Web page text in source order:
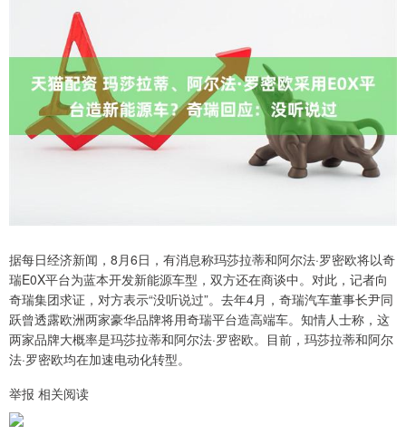
据每日经济新闻，8月6日，有消息称玛莎拉蒂和阿尔法·罗密欧将以奇
瑞E0X平台为蓝本开发新能源车型，双方还在商谈中。对此，记者向
奇瑞集团求证，对方表示“没听说过”。去年4月，奇瑞汽车董事长尹同
跃曾透露欧洲两家豪华品牌将用奇瑞平台造高端车。知情人士称，这
两家品牌大概率是玛莎拉蒂和阿尔法·罗密欧。目前，玛莎拉蒂和阿尔
法·罗密欧均在加速电动化转型。
举报 相关阅读